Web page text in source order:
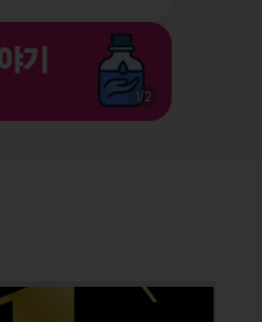
1 /2